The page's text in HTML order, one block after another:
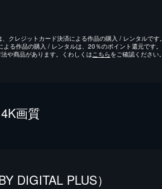
クレジットカード決済による作品の購入 / レンタルです。
る作品の購入 / レンタルは、20％のポイント還元です。
や商品があります。くわしくは こちらをご確認ください。
画質
DIGITAL PLUS）